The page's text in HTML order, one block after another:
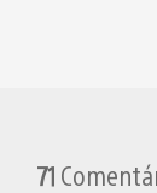
71